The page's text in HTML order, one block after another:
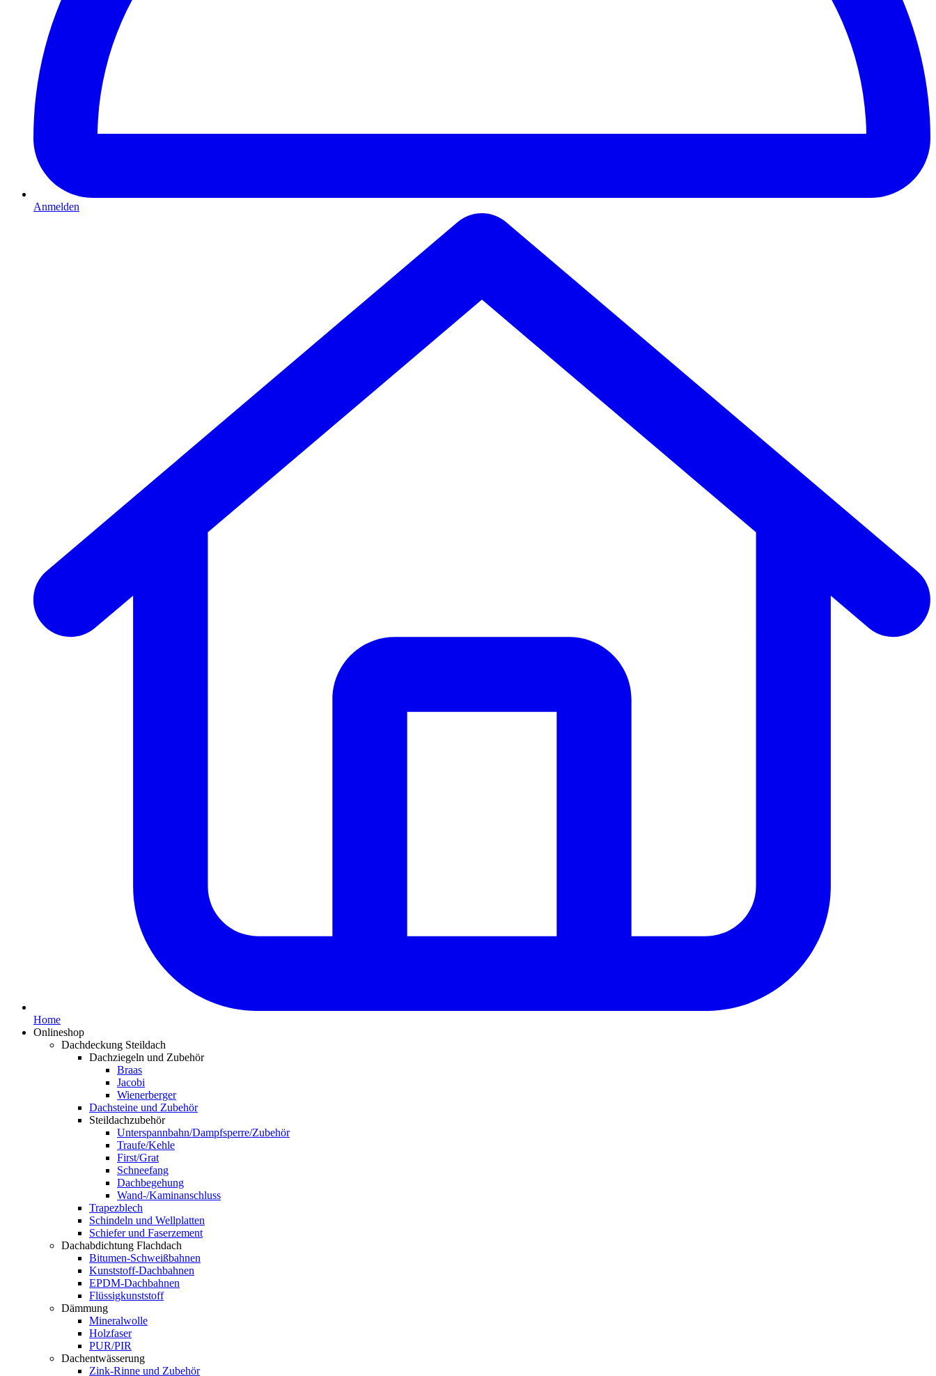
Anmelden
Home
Onlineshop
Dachdeckung Steildach
Dachziegeln und Zubehör
Braas
Jacobi
Wienerberger
Dachsteine und Zubehör
Steildachzubehör
Unterspannbahn/Dampfsperre/Zubehör
Traufe/Kehle
First/Grat
Schneefang
Dachbegehung
Wand-/Kaminanschluss
Trapezblech
Schindeln und Wellplatten
Schiefer und Faserzement
Dachabdichtung Flachdach
Bitumen-Schweißbahnen
Kunststoff-Dachbahnen
EPDM-Dachbahnen
Flüssigkunststoff
Dämmung
Mineralwolle
Holzfaser
PUR/PIR
Dachentwässerung
Zink-Rinne und Zubehör